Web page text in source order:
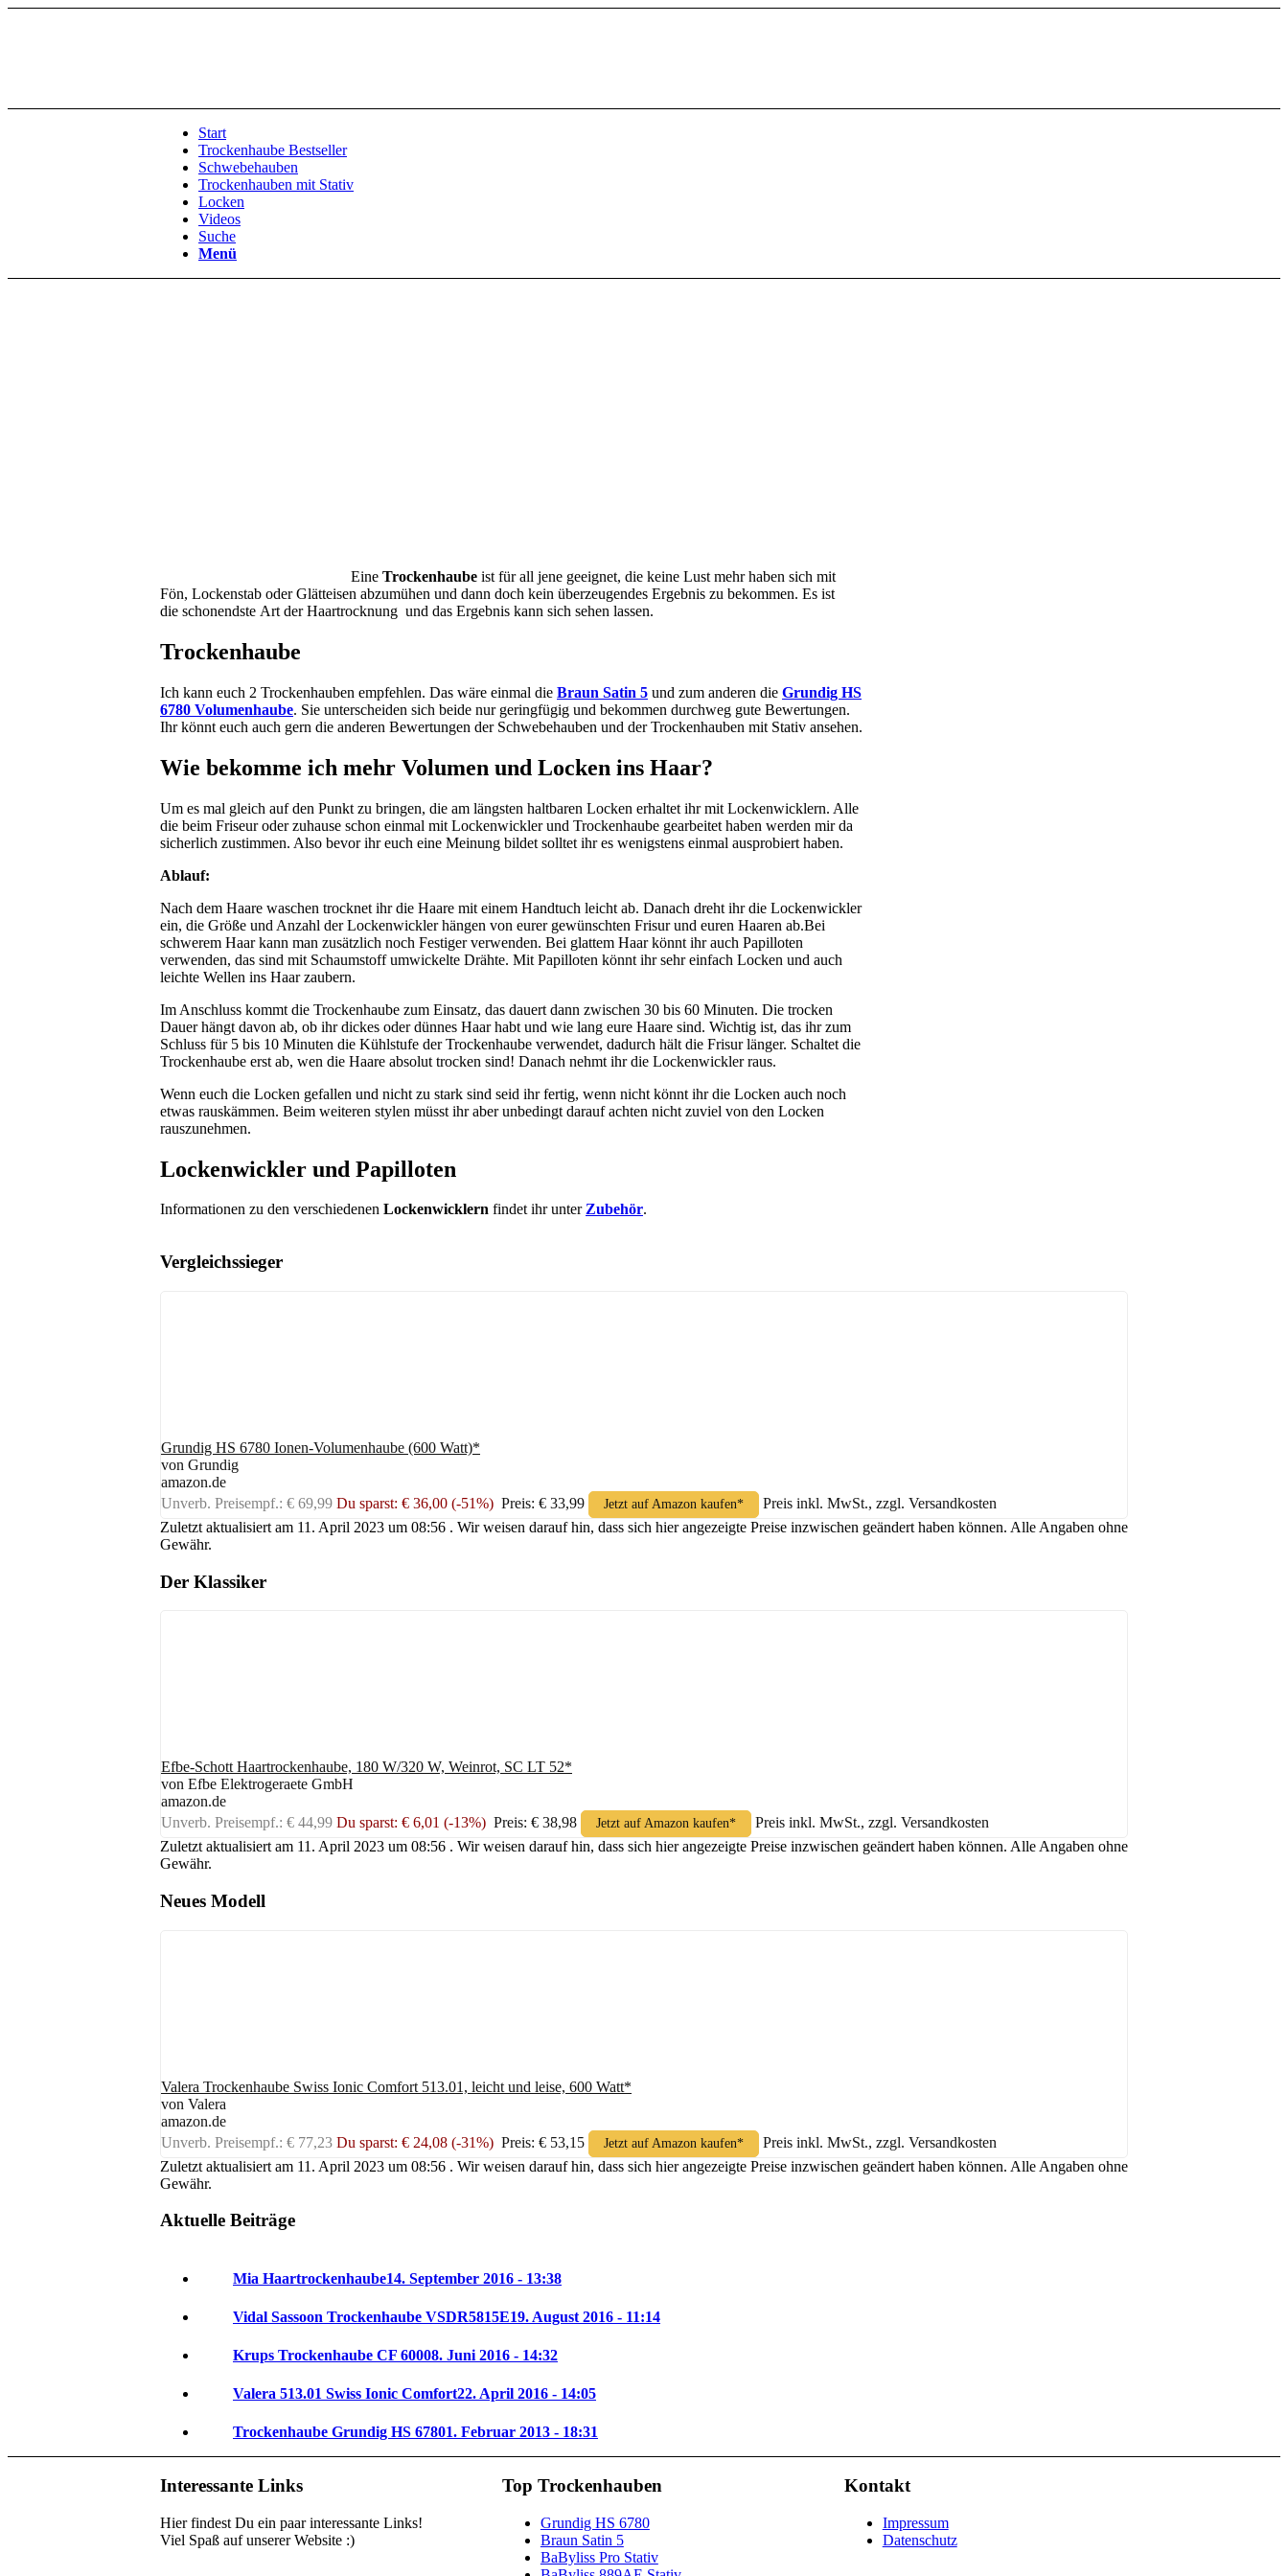
Start
Trockenhaube Bestseller
Schwebehauben
Trockenhauben mit Stativ
Locken
Videos
Suche
Menü
Eine Trockenhaube ist für all jene geeignet, die keine Lust mehr haben sich mit
Fön, Lockenstab oder Glätteisen abzumühen und dann doch kein überzeugendes Ergebnis zu bekommen. Es ist
die schonendste Art der Haartrocknung und das Ergebnis kann sich sehen lassen.
Trockenhaube
Ich kann euch 2 Trockenhauben empfehlen. Das wäre einmal die Braun Satin 5 und zum anderen die Grundig HS
6780 Volumenhaube. Sie unterscheiden sich beide nur geringfügig und bekommen durchweg gute Bewertungen.
Ihr könnt euch auch gern die anderen Bewertungen der Schwebehauben und der Trockenhauben mit Stativ ansehen.
Wie bekomme ich mehr Volumen und Locken ins Haar?
Um es mal gleich auf den Punkt zu bringen, die am längsten haltbaren Locken erhaltet ihr mit Lockenwicklern. Alle
die beim Friseur oder zuhause schon einmal mit Lockenwickler und Trockenhaube gearbeitet haben werden mir da
sicherlich zustimmen. Also bevor ihr euch eine Meinung bildet solltet ihr es wenigstens einmal ausprobiert haben.
Ablauf:
Nach dem Haare waschen trocknet ihr die Haare mit einem Handtuch leicht ab. Danach dreht ihr die Lockenwickler
ein, die Größe und Anzahl der Lockenwickler hängen von eurer gewünschten Frisur und euren Haaren ab.Bei
schwerem Haar kann man zusätzlich noch Festiger verwenden. Bei glattem Haar könnt ihr auch Papilloten
verwenden, das sind mit Schaumstoff umwickelte Drähte. Mit Papilloten könnt ihr sehr einfach Locken und auch
leichte Wellen ins Haar zaubern.
Im Anschluss kommt die Trockenhaube zum Einsatz, das dauert dann zwischen 30 bis 60 Minuten. Die trocken
Dauer hängt davon ab, ob ihr dickes oder dünnes Haar habt und wie lang eure Haare sind. Wichtig ist, das ihr zum
Schluss für 5 bis 10 Minuten die Kühlstufe der Trockenhaube verwendet, dadurch hält die Frisur länger. Schaltet die
Trockenhaube erst ab, wen die Haare absolut trocken sind! Danach nehmt ihr die Lockenwickler raus.
Wenn euch die Locken gefallen und nicht zu stark sind seid ihr fertig, wenn nicht könnt ihr die Locken auch noch
etwas rauskämmen. Beim weiteren stylen müsst ihr aber unbedingt darauf achten nicht zuviel von den Locken
rauszunehmen.
Lockenwickler und Papilloten
Informationen zu den verschiedenen Lockenwicklern findet ihr unterZubehör.
Vergleichssieger
Grundig HS 6780 Ionen-Volumenhaube (600 Watt)*
von Grundig
amazon.de
Unverb. Preisempf.: € 69,99 Du sparst: € 36,00 (-51%) Preis: € 33,99 Jetzt auf Amazon kaufen*
Preis inkl. MwSt., zzgl. Versandkosten
Zuletzt aktualisiert am 11. April 2023 um 08:56 . Wir weisen darauf hin, dass sich hier angezeigte Preise inzwischen geändert haben können. Alle Angaben ohne
Gewähr.
Der Klassiker
Efbe-Schott Haartrockenhaube, 180 W/320 W, Weinrot, SC LT 52*
von Efbe Elektrogeraete GmbH
amazon.de
Unverb. Preisempf.: € 44,99 Du sparst: € 6,01 (-13%) Preis: € 38,98 Jetzt auf Amazon kaufen*
Preis inkl. MwSt., zzgl. Versandkosten
Zuletzt aktualisiert am 11. April 2023 um 08:56 . Wir weisen darauf hin, dass sich hier angezeigte Preise inzwischen geändert haben können. Alle Angaben ohne
Gewähr.
Neues Modell
Valera Trockenhaube Swiss Ionic Comfort 513.01, leicht und leise, 600 Watt*
von Valera
amazon.de
Unverb. Preisempf.: € 77,23 Du sparst: € 24,08 (-31%) Preis: € 53,15 Jetzt auf Amazon kaufen*
Preis inkl. MwSt., zzgl. Versandkosten
Zuletzt aktualisiert am 11. April 2023 um 08:56 . Wir weisen darauf hin, dass sich hier angezeigte Preise inzwischen geändert haben können. Alle Angaben ohne
Gewähr.
Aktuelle Beiträge
Mia Haartrockenhaube14. September 2016 - 13:38
Vidal Sassoon Trockenhaube VSDR5815E19. August 2016 - 11:14
Krups Trockenhaube CF 60008. Juni 2016 - 14:32
Valera 513.01 Swiss Ionic Comfort22. April 2016 - 14:05
Trockenhaube Grundig HS 67801. Februar 2013 - 18:31
Interessante Links
Hier findest Du ein paar interessante Links!
Viel Spaß auf unserer Website :)
Top Trockenhauben
Grundig HS 6780
Braun Satin 5
BaByliss Pro Stativ
Kontakt
Impressum
Datenschutz